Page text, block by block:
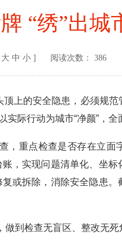
“绣”出城
大 中 小] 阅读次数： 386
上的安全隐患，必须规范
际行动为城市“净颜”，全
重点检查是否存在立面
，实现问题清单化、坐
或拆除，消除安全隐患
到检查无盲区、整改无